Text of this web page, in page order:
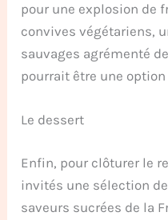
pour une explosion de
convives végétariens,
sauvages agrémenté
pourrait être une
Le dessert
Enfin, pour clôturer le
invités une sélection
saveurs sucrées de la